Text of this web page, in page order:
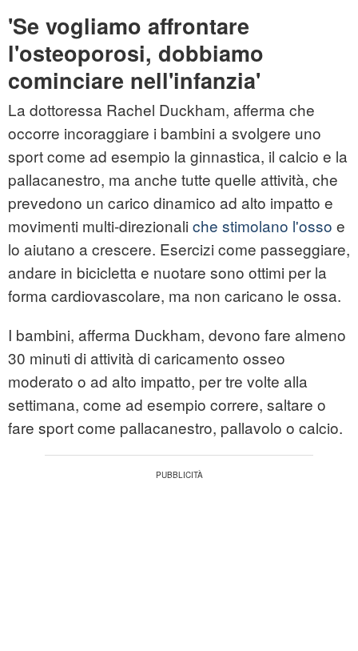
'Se vogliamo affrontare
l'osteoporosi, dobbiamo
cominciare nell'infanzia'
La dottoressa Rachel Duckham, afferma che
occorre incoraggiare i bambini a svolgere uno
sport come ad esempio la ginnastica, il calcio e la
pallacanestro, ma anche tutte quelle attività, che
prevedono un carico dinamico ad alto impatto e
movimenti multi-direzionali che stimolano l'osso e
lo aiutano a crescere. Esercizi come passeggiare,
andare in bicicletta e nuotare sono ottimi per la
forma cardiovascolare, ma non caricano le ossa.
I bambini, afferma Duckham, devono fare almeno
30 minuti di attività di caricamento osseo
moderato o ad alto impatto, per tre volte alla
settimana, come ad esempio correre, saltare o
fare sport come pallacanestro, pallavolo o calcio.